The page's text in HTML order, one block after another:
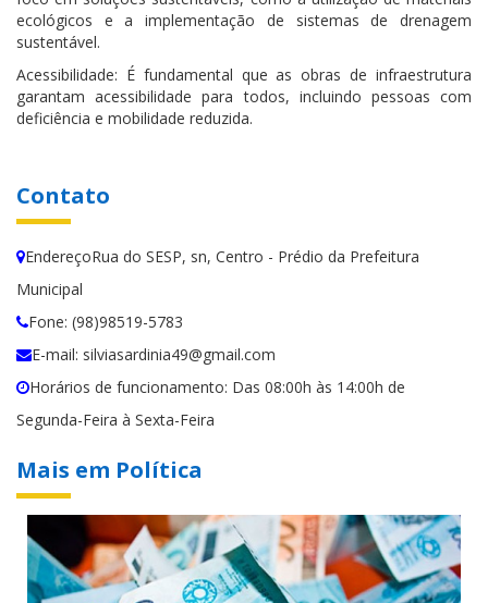
ecológicos e a implementação de sistemas de drenagem
sustentável.
Acessibilidade: É fundamental que as obras de infraestrutura
garantam acessibilidade para todos, incluindo pessoas com
deficiência e mobilidade reduzida.
Contato
EndereçoRua do SESP, sn, Centro - Prédio da Prefeitura
Municipal
Fone: (98)98519-5783
E-mail: silviasardinia49@gmail.com
Horários de funcionamento: Das 08:00h às 14:00h de
Segunda-Feira à Sexta-Feira
Mais em Política